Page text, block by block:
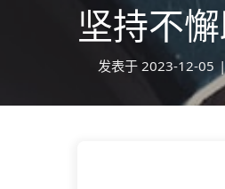
坚持不
发表于 2023-12-05 |